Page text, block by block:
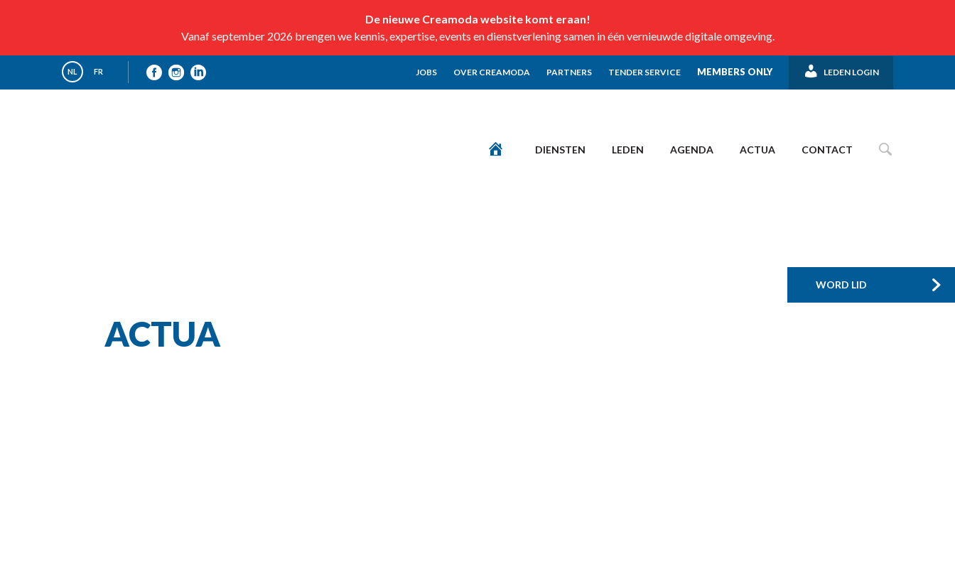
De nieuwe Creamoda website komt eraan!
Vanaf september 2026 brengen we kennis, expertise, events en dienstverlening samen in één vernieuwde digitale omgeving.
NL FR JOBS OVER CREAMODA PARTNERS TENDER SERVICE MEMBERS ONLY LEDEN LOGIN
DIENSTEN LEDEN AGENDA ACTUA CONTACT
WORD LID
ACTUA